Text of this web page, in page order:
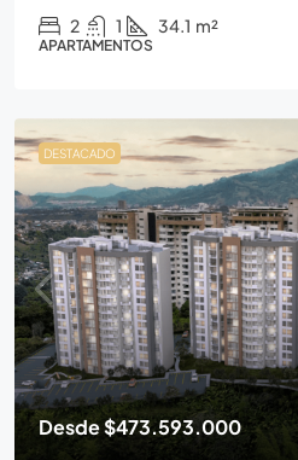
2 1 34.1 m²
APARTAMENTOS
DESTACADO
Desde$473.593.000